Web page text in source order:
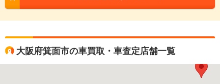
大阪府箕面市の車買取・車査定店舗一覧